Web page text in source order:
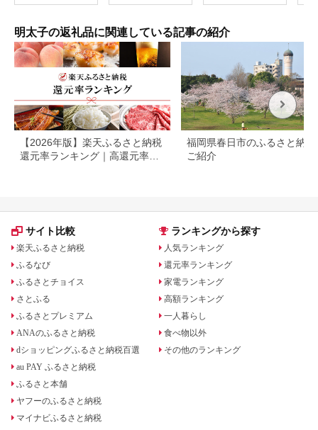
明太子の返礼品に関連している記事の紹介
【2026年版】楽天ふるさと納税
還元率ランキング｜高還元率返
福岡県春日市のふるさと納税
ご紹介
サイト比較
楽天ふるさと納税
ふるなび
ふるさとチョイス
さとふる
ふるさとプレミアム
ANAのふるさと納税
dショッピングふるさと納税百選
au PAY ふるさと納税
ふるさと本舗
ヤフーのふるさと納税
マイナビふるさと納税
ランキングから探す
人気ランキング
還元率ランキング
家電ランキング
高額ランキング
一人暮らし
食べ物以外
その他のランキング